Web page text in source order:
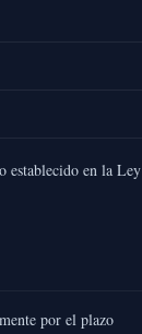
establecido en la Ley
por el plazo